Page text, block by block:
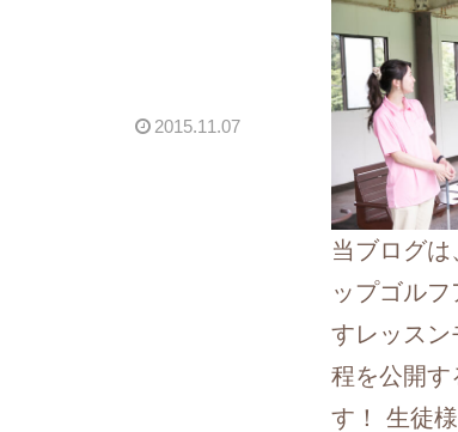
2015.11.07
当ブログは
ップゴル
すレッスン
程を公開す
す！ 生徒